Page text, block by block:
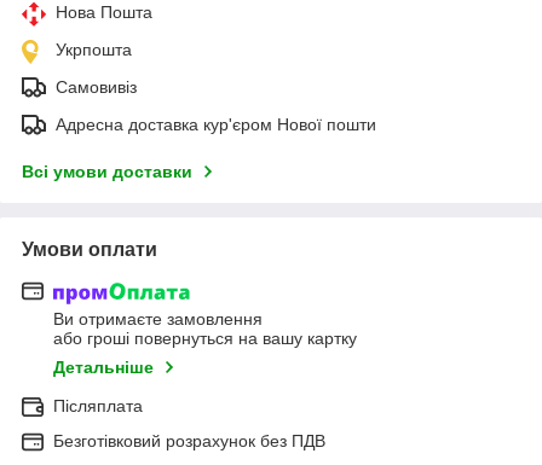
Нова Пошта
Укрпошта
Самовивіз
Адресна доставка кур'єром Нової пошти
Всі умови доставки
Умови оплати
Ви отримаєте замовлення
або гроші повернуться на вашу картку
Детальніше
Післяплата
Безготівковий розрахунок без ПДВ